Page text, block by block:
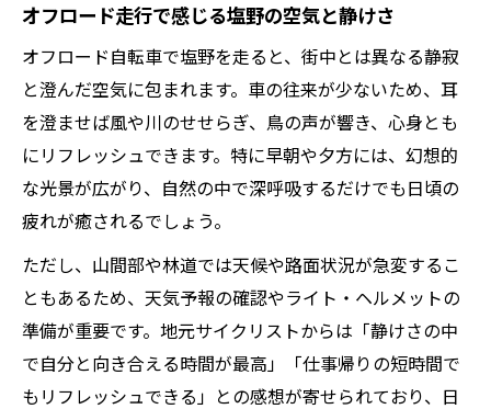
オフロード走行で感じる塩野の空気と静けさ
オフロード自転車で塩野を走ると、街中とは異なる静寂
と澄んだ空気に包まれます。車の往来が少ないため、耳
を澄ませば風や川のせせらぎ、鳥の声が響き、心身とも
にリフレッシュできます。特に早朝や夕方には、幻想的
な光景が広がり、自然の中で深呼吸するだけでも日頃の
疲れが癒されるでしょう。
ただし、山間部や林道では天候や路面状況が急変するこ
ともあるため、天気予報の確認やライト・ヘルメットの
準備が重要です。地元サイクリストからは「静けさの中
で自分と向き合える時間が最高」「仕事帰りの短時間で
もリフレッシュできる」との感想が寄せられており、日